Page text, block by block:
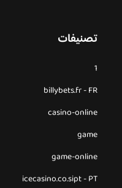
تصنيفات
1
billybets.fr - FR
casino-online
game
game-online
icecasino.co.sipt - PT